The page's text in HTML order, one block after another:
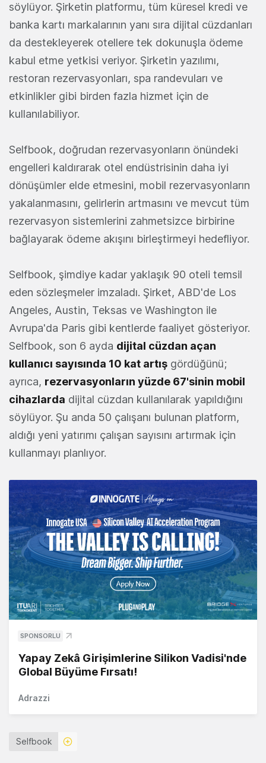
söylüyor. Şirketin platformu, tüm küresel kredi ve
banka kartı markalarının yanı sıra dijital cüzdanları
da destekleyerek otellere tek dokunuşla ödeme
kabul etme yetkisi veriyor. Şirketin yazılımı,
restoran rezervasyonları, spa randevuları ve
etkinlikler gibi birden fazla hizmet için de
kullanılabiliyor.
Selfbook, doğrudan rezervasyonların önündeki
engelleri kaldırarak otel endüstrisinin daha iyi
dönüşümler elde etmesini, mobil rezervasyonların
yakalanmasını, gelirlerin artmasını ve mevcut tüm
rezervasyon sistemlerini zahmetsizce birbirine
bağlayarak ödeme akışını birleştirmeyi hedefliyor.
Selfbook, şimdiye kadar yaklaşık 90 oteli temsil
eden sözleşmeler imzaladı. Şirket, ABD'de Los
Angeles, Austin, Teksas ve Washington ile
Avrupa'da Paris gibi kentlerde faaliyet gösteriyor.
Selfbook, son 6 ayda dijital cüzdan açan
kullanıcı sayısında 10 kat artış gördüğünü;
ayrıca, rezervasyonların yüzde 67'sinin mobil
cihazlarda dijital cüzdan kullanılarak yapıldığını
söylüyor. Şu anda 50 çalışanı bulunan platform,
aldığı yeni yatırımı çalışan sayısını artırmak için
kullanmayı planlıyor.
SPONSORLU
Yapay Zekâ Girişimlerine Silikon Vadisi'nde
Global Büyüme Fırsatı!
Adrazzi
Selfbook